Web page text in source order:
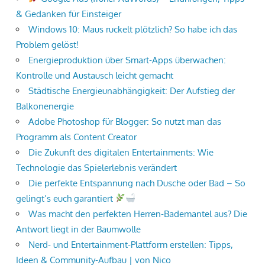
& Gedanken für Einsteiger
Windows 10: Maus ruckelt plötzlich? So habe ich das
Problem gelöst!
Energieproduktion über Smart-Apps überwachen:
Kontrolle und Austausch leicht gemacht
Städtische Energieunabhängigkeit: Der Aufstieg der
Balkonenergie
Adobe Photoshop für Blogger: So nutzt man das
Programm als Content Creator
Die Zukunft des digitalen Entertainments: Wie
Technologie das Spielerlebnis verändert
Die perfekte Entspannung nach Dusche oder Bad – So
gelingt’s euch garantiert
Was macht den perfekten Herren-Bademantel aus? Die
Antwort liegt in der Baumwolle
Nerd- und Entertainment-Plattform erstellen: Tipps,
Ideen & Community-Aufbau | von Nico